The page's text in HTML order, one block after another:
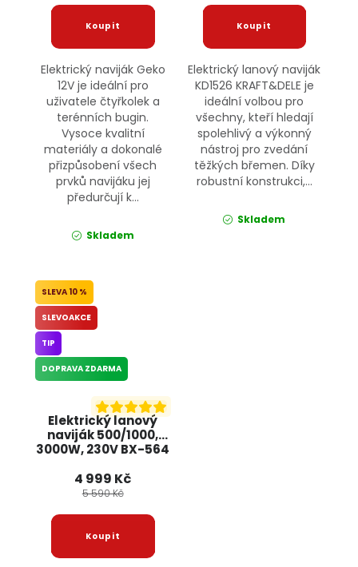
Elektrický naviják Geko
12V je ideální pro
uživatele čtyřkolek a
terénních bugin.
Vysoce kvalitní
materiály a dokonalé
přizpůsobení všech
prvků navijáku jej
předurčují k...
Skladem
Elektrický lanový naviják
KD1526 KRAFT&DELE je
ideální volbou pro
všechny, kteří hledají
spolehlivý a výkonný
nástroj pro zvedání
těžkých břemen. Díky
robustní konstrukci,...
Skladem
Elektrický lanový
naviják 500/1000,
3000W, 230V BX-564
10 %
SLEVOAKCE
TIP
DOPRAVA ZDARMA
4 999 Kč
5 590 Kč